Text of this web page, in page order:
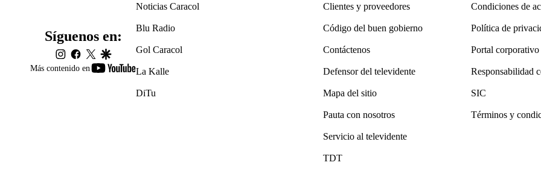
Más contenido en
youtube-
Síguenos en:
instagram
facebook
twittergoogle
Noticias Caracol
Blu Radio
Gol Caracol
La Kalle
DiTu
Clientes y proveedores
Código del buen gobierno
Contáctenos
Defensor del televidente
Mapa del sitio
Pauta con nosotros
Servicio al televidente
TDT
Condiciones de
Política de
Portal corporativo
Responsabilidad
SIC
Términos y